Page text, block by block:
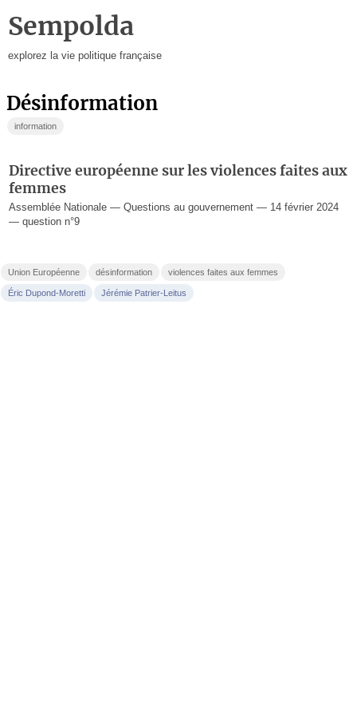
Sempolda
explorez la vie politique française
désinformation
information
Directive européenne sur les violences faites aux
femmes
Assemblée Nationale — Questions au gouvernement — 14 février 2024
— question n°9
Union Européenne désinformation violences faites aux femmes
Éric Dupond-Moretti Jérémie Patrier-Leitus